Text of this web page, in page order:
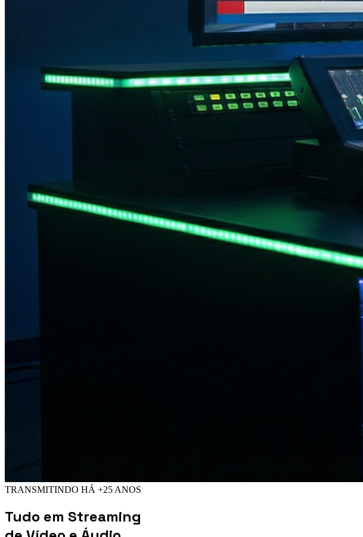
TRANSMITINDO HÁ +25 ANOS
Tudo em Streaming